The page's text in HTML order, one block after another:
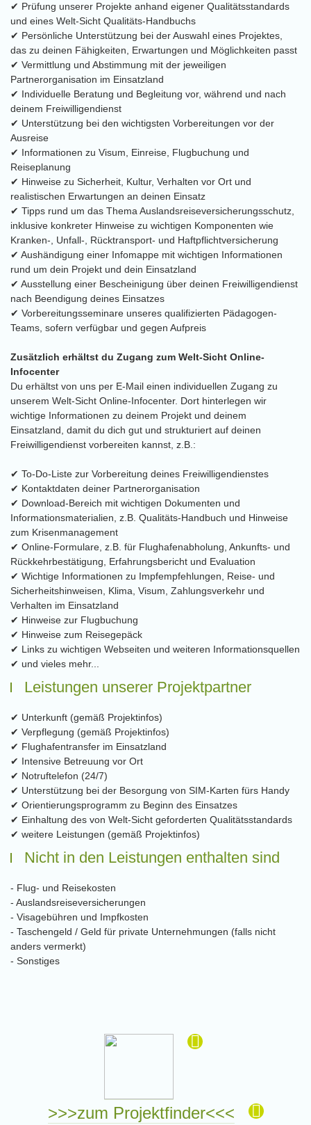
✔ Prüfung unserer Projekte anhand eigener Qualitätsstandards
und eines Welt-Sicht Qualitäts-Handbuchs
✔ Persönliche Unterstützung bei der Auswahl eines Projektes,
das zu deinen Fähigkeiten, Erwartungen und Möglichkeiten passt
✔ Vermittlung und Abstimmung mit der jeweiligen
Partnerorganisation im Einsatzland
✔ Individuelle Beratung und Begleitung vor, während und nach
deinem Freiwilligendienst
✔ Unterstützung bei den wichtigsten Vorbereitungen vor der
Ausreise
✔ Informationen zu Visum, Einreise, Flugbuchung und
Reiseplanung
✔ Hinweise zu Sicherheit, Kultur, Verhalten vor Ort und
realistischen Erwartungen an deinen Einsatz
✔ Tipps rund um das Thema Auslandsreiseversicherungsschutz,
inklusive konkreter Hinweise zu wichtigen Komponenten wie
Kranken-, Unfall-, Rücktransport- und Haftpflichtversicherung
✔ Aushändigung einer Infomappe mit wichtigen Informationen
rund um dein Projekt und dein Einsatzland
✔ Ausstellung einer Bescheinigung über deinen Freiwilligendienst
nach Beendigung deines Einsatzes
✔ Vorbereitungsseminare unseres qualifizierten Pädagogen-
Teams, sofern verfügbar und gegen Aufpreis
Zusätzlich erhältst du Zugang zum Welt-Sicht Online-
Infocenter
Du erhältst von uns per E-Mail einen individuellen Zugang zu
unserem Welt-Sicht Online-Infocenter. Dort hinterlegen wir
wichtige Informationen zu deinem Projekt und deinem
Einsatzland, damit du dich gut und strukturiert auf deinen
Freiwilligendienst vorbereiten kannst, z.B.:
✔ To-Do-Liste zur Vorbereitung deines Freiwilligendienstes
✔ Kontaktdaten deiner Partnerorganisation
✔ Download-Bereich mit wichtigen Dokumenten und
Informationsmaterialien, z.B. Qualitäts-Handbuch und Hinweise
zum Krisenmanagement
✔ Online-Formulare, z.B. für Flughafenabholung, Ankunfts- und
Rückkehrbestätigung, Erfahrungsbericht und Evaluation
✔ Wichtige Informationen zu Impfempfehlungen, Reise- und
Sicherheitshinweisen, Klima, Visum, Zahlungsverkehr und
Verhalten im Einsatzland
✔ Hinweise zur Flugbuchung
✔ Hinweise zum Reisegepäck
✔ Links zu wichtigen Webseiten und weiteren Informationsquellen
✔ und vieles mehr...
Leistungen unserer Projektpartner
✔ Unterkunft (gemäß Projektinfos)
✔ Verpflegung (gemäß Projektinfos)
✔ Flughafentransfer im Einsatzland
✔ Intensive Betreuung vor Ort
✔ Notruftelefon (24/7)
✔ Unterstützung bei der Besorgung von SIM-Karten fürs Handy
✔ Orientierungsprogramm zu Beginn des Einsatzes
✔ Einhaltung des von Welt-Sicht geforderten Qualitätsstandards
✔ weitere Leistungen (gemäß Projektinfos)
Nicht in den Leistungen enthalten sind
- Flug- und Reisekosten
- Auslandsreiseversicherungen
- Visagebühren und Impfkosten
- Taschengeld / Geld für private Unternehmungen (falls nicht
anders vermerkt)
- Sonstiges
>>>zum Projektfinder<<<